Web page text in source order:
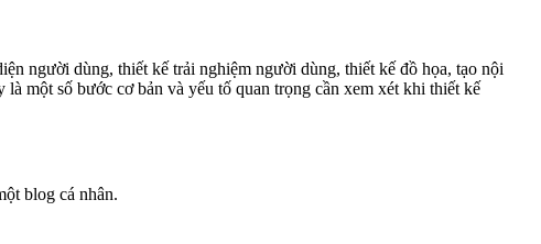
người dùng, thiết kế trải nghiệm người dùng, thiết kế đồ họa, tạo nội
một số bước cơ bản và yếu tố quan trọng cần xem xét khi thiết kế
blog cá nhân.